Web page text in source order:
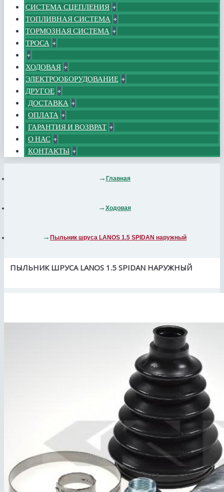
СИСТЕМА СЦЕПЛЕНИЯ +
ТОПЛИВНАЯ СИСТЕМА +
ТОРМОЗНАЯ СИСТЕМА +
ТРОСА +
+
ХОДОВАЯ +
ЭЛЕКТРООБОРУДОВАНИЕ +
ДРУГОЕ +
ДОСТАВКА +
ОПЛАТА +
ГАРАНТИЯ И ВОЗВРАТ +
О НАС +
КОНТАКТЫ +
Главная
Ходовая
Пыльник шруса LANOS 1.5 SPIDAN наружный
ПЫЛЬНИК ШРУСА LANOS 1.5 SPIDAN НАРУЖНЫЙ